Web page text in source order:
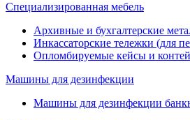
Специализированная мебель
Архивные и бухгалтерские
Инкассаторские тележки (для
Опломбируемые кейсы и
Машины для дезинфекции
Машины для дезинфекции